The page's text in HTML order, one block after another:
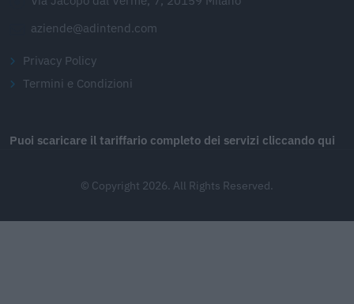
aziende@adintend.com
Privacy Policy
Termini e Condizioni
Puoi scaricare il tariffario completo dei servizi cliccando qui
© Copyright 2026. All Rights Reserved.